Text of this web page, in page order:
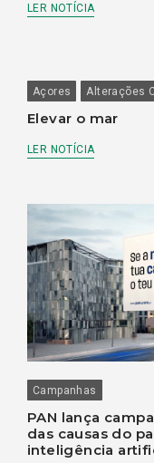
LER NOTÍCIA
Açores Alterações
Elevar o mar
LER NOTÍCIA
Campanhas
PAN lança
das causas do
inteligência